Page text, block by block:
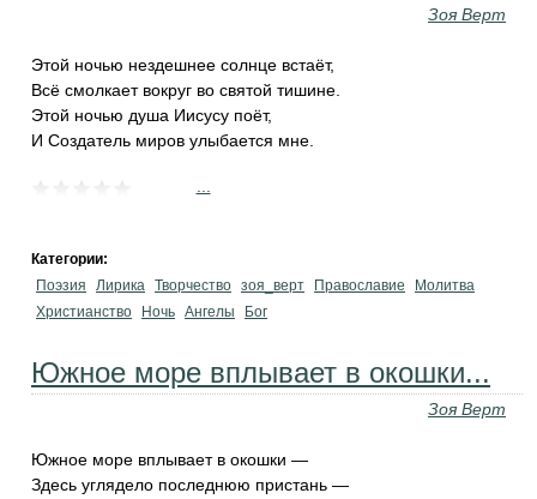
Зоя Верт
Этой ночью нездешнее солнце встаёт,
Всё смолкает вокруг во святой тишине.
Этой ночью душа Иисусу поёт,
И Создатель миров улыбается мне.
Категории:
Поэзия
Лирика Творчество зоя_верт Православие
Молитва
Христианство
Ночь Ангелы Бог
Южное море вплывает в окошки...
Зоя Верт
Южное море вплывает в окошки —
Здесь углядело последнюю пристань —